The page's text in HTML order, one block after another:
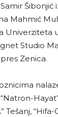
Šibonjić
Mahmić
Univerziteta
Studio
Zenica.
“Hifa-